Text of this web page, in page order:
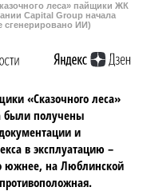
леса» пайщики ЖК
Capital Group начала
сгенерировано ИИ)
«Сказочного леса»
были получены
и
в эксплуатацию –
южнее, на Люблинской